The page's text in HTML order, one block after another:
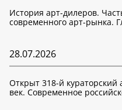
История арт-дилеров.
современного арт-рынка.
28.07.2026
Открыт 318-й кураторский
век. Современное